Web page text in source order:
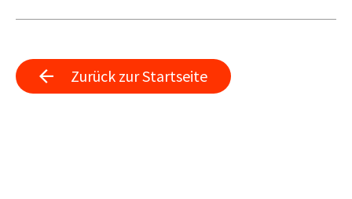
Zurück zur Startseite